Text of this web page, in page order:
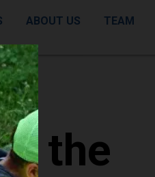
ABOUT US TEAM
the